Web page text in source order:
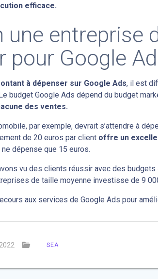
efficace.
une entreprise
pour Google
à dépenser sur Google Ads, il est
budget Google Ads dépend du budget
des ventes.
par exemple, devrait s’attendre à
de 20 euros par client offre un
dépense que 15 euros.
vu des clients réussir avec des
de taille moyenne investisse de 9
aux services de Google Ads pour
SEA